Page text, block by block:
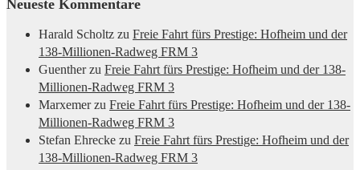
Neueste Kommentare
Harald Scholtz zu Freie Fahrt fürs Prestige: Hofheim und der
138-Millionen-Radweg FRM 3
Guentherzu Freie Fahrt fürs Prestige: Hofheim und der 138-
Millionen-Radweg FRM 3
Marxemerzu Freie Fahrt fürs Prestige: Hofheim und der 138-
Millionen-Radweg FRM 3
Stefan Ehrecke zu Freie Fahrt fürs Prestige: Hofheim und der
138-Millionen-Radweg FRM 3